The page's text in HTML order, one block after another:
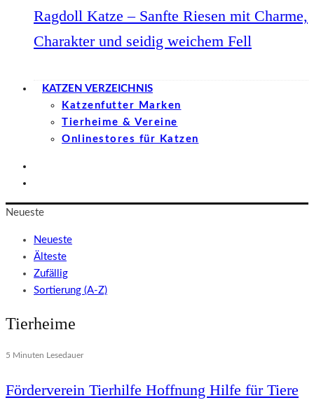
Ragdoll Katze – Sanfte Riesen mit Charme,
Charakter und seidig weichem Fell
KATZEN VERZEICHNIS
Katzenfutter Marken
Tierheime & Vereine
Onlinestores für Katzen
Neueste
Neueste
Älteste
Zufällig
Sortierung (A-Z)
Tierheime
5 Minuten Lesedauer
Förderverein Tierhilfe Hoffnung Hilfe für Tiere